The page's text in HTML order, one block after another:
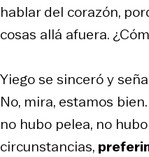
hablar del corazón,
cosas allá afuera.
Yiego se sinceró y
No, mira, estamos
no hubo pelea, no
circunstancias,